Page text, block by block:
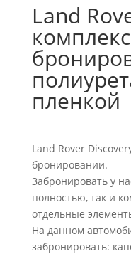
Land
пленкой
Land Rover
бронировании.
Забронировать у
полностью, так и
отдельные
На данном
забронировать: